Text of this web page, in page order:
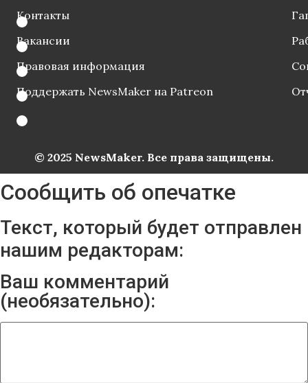
Контакты
Вакансии
Правовая информация
Поддержать NewsMaker на Patreon
© 2025 NewsMaker. Все права защищены.
Сообщить об опечатке
Текст, который будет отправлен
нашим редакторам:
Ваш комментарий
(необязательно):